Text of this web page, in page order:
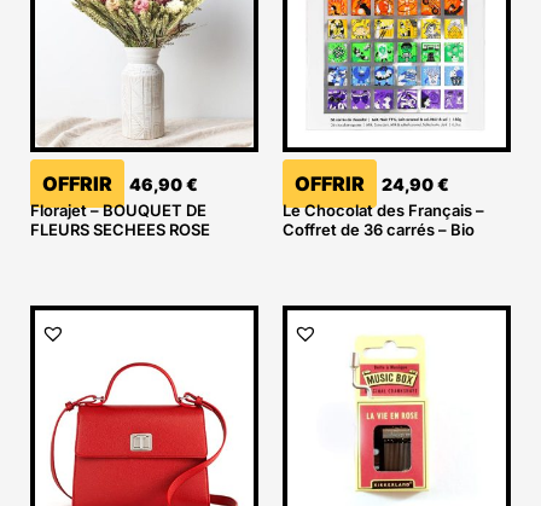
OFFRIR 46,90€
Florajet – BOUQUET DE
FLEURS SECHEES ROSE
OFFRIR 24,90€
Le Chocolat des Français –
Coffret de 36 carrés – Bio